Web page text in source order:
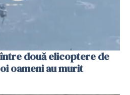
între două elicoptere de
oameni au murit